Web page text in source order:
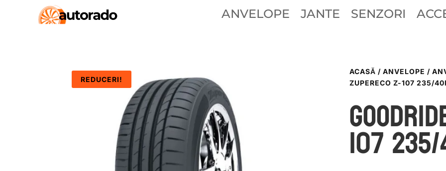
ANVELOPE JANTE SENZORI
REDUCERI!
ACASĂ / ANVELOPE /
ZUPERECO Z-107 235/
107